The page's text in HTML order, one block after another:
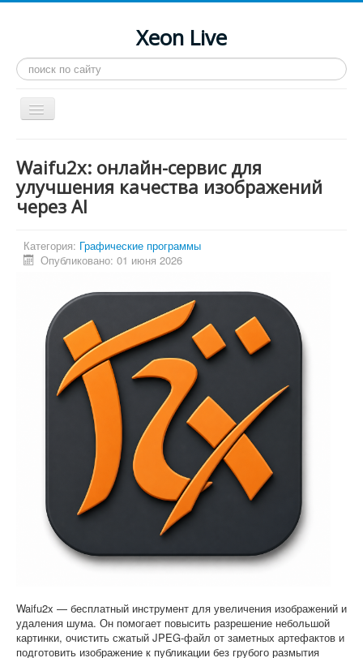
Xeon Live
Искать...
Toggle
Navigation
LGA 2011-3
LGA 2011
Инструкции
Конференция
Системные программы
Waifu2x: онлайн-сервис для
улучшения качества изображений
через AI
Категория: Графические программы
Опубликовано: 01 июня 2026
Waifu2x — бесплатный инструмент для увеличения изображений и
удаления шума. Он помогает повысить разрешение небольшой
картинки, очистить сжатый JPEG-файл от заметных артефактов и
подготовить изображение к публикации без грубого размытия